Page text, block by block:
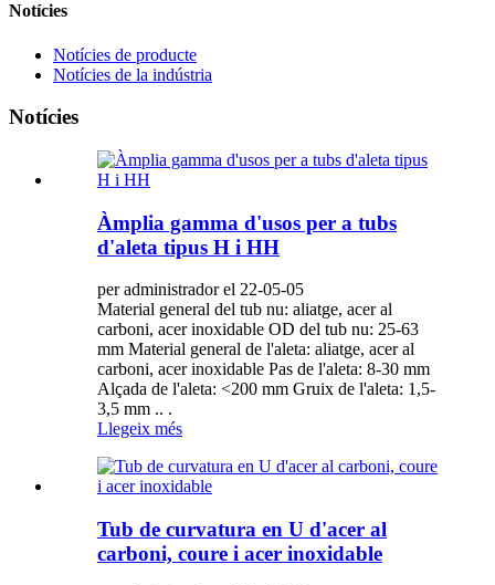
Notícies
Notícies de producte
Notícies de la indústria
Notícies
Àmplia gamma d'usos per a tubs
d'aleta tipus H i HH
per administrador el 22-05-05
Material general del tub nu: aliatge, acer al
carboni, acer inoxidable OD del tub nu: 25-63
mm Material general de l'aleta: aliatge, acer al
carboni, acer inoxidable Pas de l'aleta: 8-30 mm
Alçada de l'aleta: <200 mm Gruix de l'aleta: 1,5-
3,5 mm .. .
Llegeix més
Tub de curvatura en U d'acer al
carboni, coure i acer inoxidable